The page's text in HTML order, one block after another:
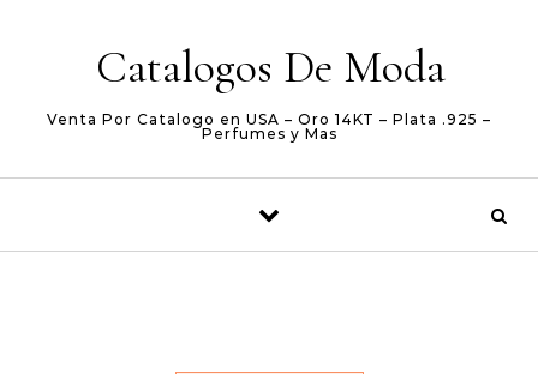
Catalogos De Moda
Venta Por Catalogo en USA – Oro 14KT – Plata .925 –
Perfumes y Mas